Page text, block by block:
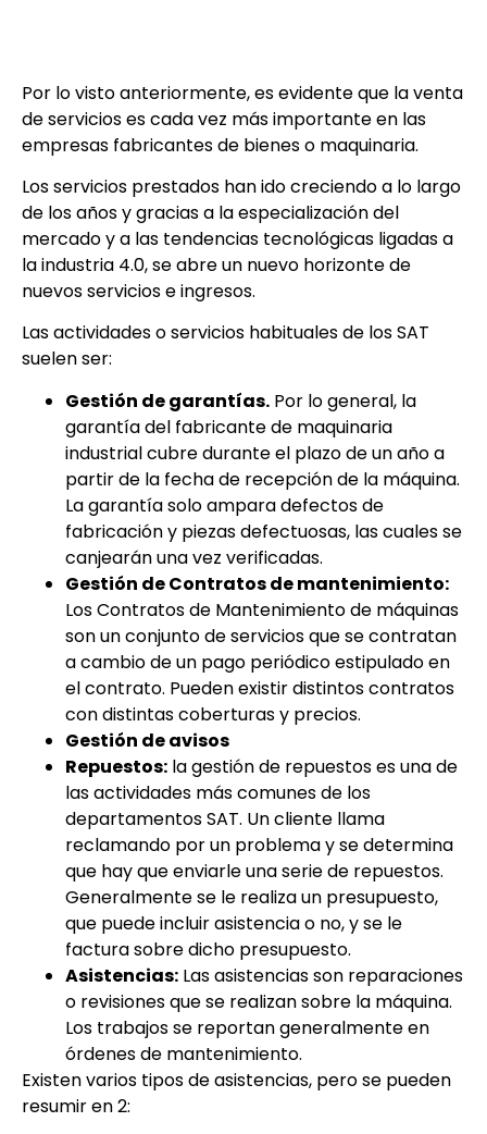
Por lo visto anteriormente, es evidente que la venta
de servicios es cada vez más importante en las
empresas fabricantes de bienes o maquinaria.
Los servicios prestados han ido creciendo a lo largo
de los años y gracias a la especialización del
mercado y a las tendencias tecnológicas ligadas a
la industria 4.0, se abre un nuevo horizonte de
nuevos servicios e ingresos.
Las actividades o servicios habituales de los SAT
suelen ser:
Gestión de garantías. Por lo general, la
garantía del fabricante de maquinaria
industrial cubre durante el plazo de un año a
partir de la fecha de recepción de la máquina.
La garantía solo ampara defectos de
fabricación y piezas defectuosas, las cuales se
canjearán una vez verificadas.
Gestión de Contratos de mantenimiento:
Los Contratos de Mantenimiento de máquinas
son un conjunto de servicios que se contratan
a cambio de un pago periódico estipulado en
el contrato. Pueden existir distintos contratos
con distintas coberturas y precios.
Gestión de avisos
Repuestos: la gestión de repuestos es una de
las actividades más comunes de los
departamentos SAT. Un cliente llama
reclamando por un problema y se determina
que hay que enviarle una serie de repuestos.
Generalmente se le realiza un presupuesto,
que puede incluir asistencia o no, y se le
factura sobre dicho presupuesto.
Asistencias: Las asistencias son reparaciones
o revisiones que se realizan sobre la máquina.
Los trabajos se reportan generalmente en
órdenes de mantenimiento.
Existen varios tipos de asistencias, pero se pueden
resumir en 2: